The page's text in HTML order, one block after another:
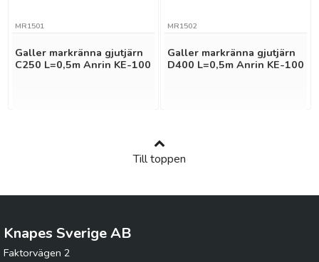
Galler markränna gjutjärn
C250 L=0,5m Anrin KE-100
MR1501
Galler markränna gjutjärn
D400 L=0,5m Anrin KE-100
MR1502
Till toppen
Knapes Sverige AB
Faktorvägen 2